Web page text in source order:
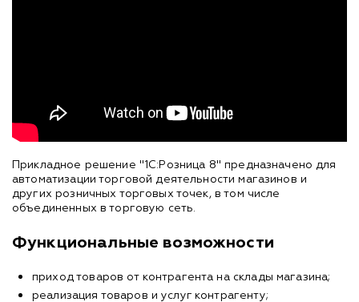
Прикладное решение "1С:Розница 8" предназначено для
автоматизации торговой деятельности магазинов и
других розничных торговых точек, в том числе
объединенных в торговую сеть.
Функциональные возможности
приход товаров от контрагента на склады магазина;
реализация товаров и услуг контрагенту;